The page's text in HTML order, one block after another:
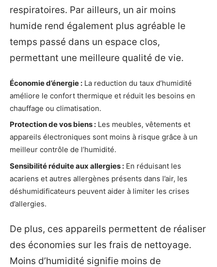
respiratoires. Par ailleurs, un air moins
humide rend également plus agréable le
temps passé dans un espace clos,
permettant une meilleure qualité de vie.
Économie d’énergie : La reduction du taux d’humidité
améliore le confort thermique et réduit les besoins en
chauffage ou climatisation.
Protection de vos biens : Les meubles, vêtements et
appareils électroniques sont moins à risque grâce à un
meilleur contrôle de l’humidité.
Sensibilité réduite aux allergies : En réduisant les
acariens et autres allergènes présents dans l’air, les
déshumidificateurs peuvent aider à limiter les crises
d’allergies.
De plus, ces appareils permettent de réaliser
des économies sur les frais de nettoyage.
Moins d’humidité signifie moins de